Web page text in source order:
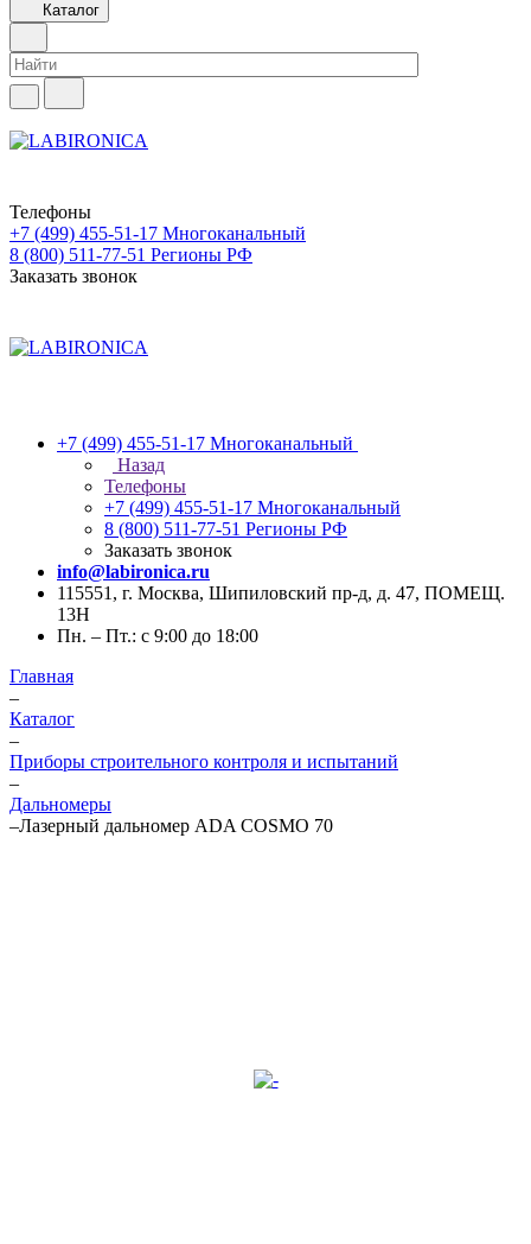
Каталог
Телефоны
+7 (499) 455-51-17 Многоканальный
8 (800) 511-77-51 Регионы РФ
Заказать звонок
+7 (499) 455-51-17 Многоканальный
Назад
Телефоны
+7 (499) 455-51-17 Многоканальный
8 (800) 511-77-51 Регионы РФ
Заказать звонок
info@labironica.ru
115551, г. Москва, Шипиловский пр-д, д. 47, ПОМЕЩ.
13Н
Пн. – Пт.: с 9:00 до 18:00
Главная
–
Каталог
–
Приборы строительного контроля и испытаний
–
Дальномеры
–Лазерный дальномер ADA COSMO 70